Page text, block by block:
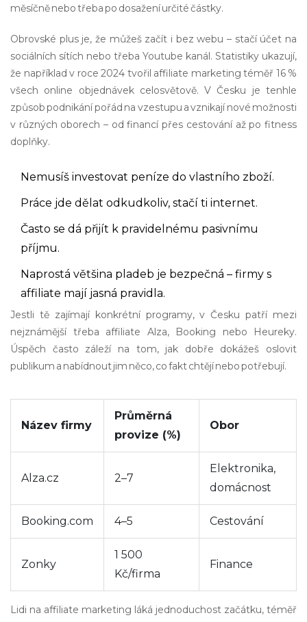
měsíčně nebo třeba po dosažení určité částky.
Obrovské plus je, že můžeš začít i bez webu – stačí účet na
sociálních sítích nebo třeba Youtube kanál. Statistiky ukazují,
že například v roce 2024 tvořil affiliate marketing téměř 16 %
všech online objednávek celosvětově. V Česku je tenhle
způsob podnikání pořád na vzestupu a vznikají nové možnosti
v různých oborech – od financí přes cestování až po fitness
doplňky.
Nemusíš investovat peníze do vlastního zboží.
Práce jde dělat odkudkoliv, stačí ti internet.
Často se dá přijít k pravidelnému pasivnímu
příjmu.
Naprostá většina pladeb je bezpečná – firmy s
affiliate mají jasná pravidla.
Jestli tě zajímají konkrétní programy, v Česku patří mezi
nejznámější třeba affiliate Alza, Booking nebo Heureky.
Úspěch často záleží na tom, jak dobře dokážeš oslovit
publikum a nabídnout jim něco, co fakt chtějí nebo potřebují.
Název firmy
Průměrná
provize (%)
Obor
Alza.cz 2–7
Elektronika,
domácnost
Booking.com 4–5 Cestování
Zonky
1 500
Kč/firma
Finance
Lidi na affiliate marketing láká jednoduchost začátku, téměř